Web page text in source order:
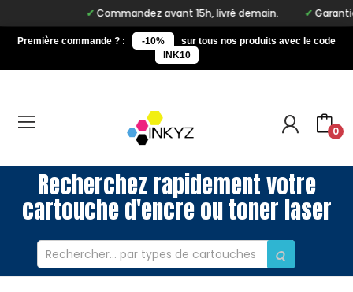
Commandez avant 15h, livré demain. Garantie
Première commande ? : -10%
sur tous nos produits avec le code
INK10
0
Recherchez rapidement votre
cartouche d'encre ou toner laser